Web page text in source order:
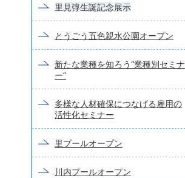
里見弴生誕記念展示
とうごう五色親水公園オープン
新たな業種を知ろう“業種別セミナ
ー”
多様な人材確保につなげる雇用の
活性化セミナー
里プールオープン
川内プールオープン